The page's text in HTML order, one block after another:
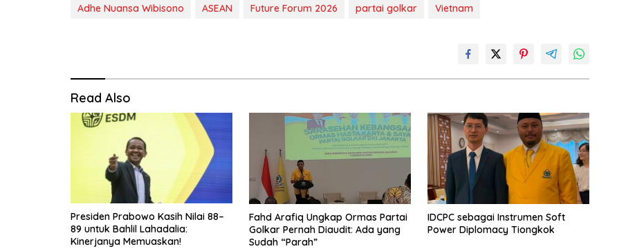
Adhe Nuansa Wibisono ASEAN Future Forum 2026 partai golkar Vietnam
Read Also
Presiden Prabowo Kasih Nilai 88–
89 untuk Bahlil Lahadalia:
Kinerjanya Memuaskan!
Fahd Arafiq Ungkap Ormas Partai
Golkar Pernah Diaudit: Ada yang
Sudah “Parah”
IDCPC sebagai Instrumen Soft
Power Diplomacy Tiongkok